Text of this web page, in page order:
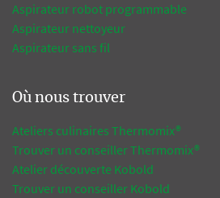
Aspirateur robot programmable
Aspirateur nettoyeur
Aspirateur sans fil
Où nous trouver
Ateliers culinaires Thermomix®
Trouver un conseiller Thermomix®
Atelier découverte Kobold
Trouver un conseiller Kobold